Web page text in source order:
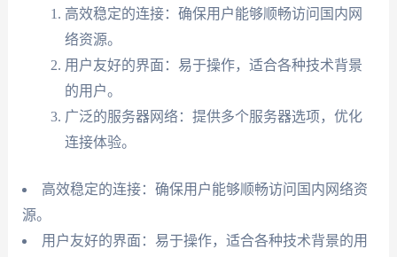
高效稳定的连接：确保用户能够顺畅访问国内网
络资源。
用户友好的界面：易于操作，适合各种技术背景
的用户。
广泛的服务器网络：提供多个服务器选项，优化
连接体验。
高效稳定的连接：确保用户能够顺畅访问国内网络资
源。
用户友好的界面：易于操作，适合各种技术背景的用